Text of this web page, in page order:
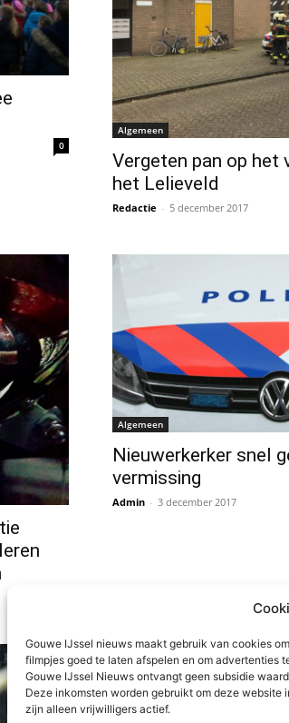
Gouwe IJssel nieuws maakt gebruik van cookies
filmpjes goed te laten afspelen en om advertenties
Gouwe IJssel Nieuws ontvangt geen subsidie
Deze inkomsten worden gebruikt om deze website
zijn alleen vrijwilligers actief.
0
Algemeen
Vergeten pan op het
het Lelieveld
Redactie - 5 december 2017
Algemeen
Nieuwerkerker snel
vermissing
Admin - 3 december 2017